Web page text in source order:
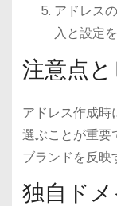
アドレス
入と設定
注意点と
アドレス作成時
選ぶことが重要
ブランドを反映
独自ド